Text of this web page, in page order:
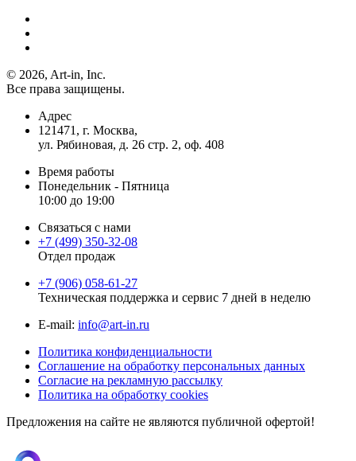
© 2026, Art-in, Inc.
Все права защищены.
Адрес
121471, г. Москва,
ул. Рябиновая, д. 26 стр. 2, оф. 408
Время работы
Понедельник - Пятница
10:00 до 19:00
Связаться с нами
+7 (499) 350-32-08
Отдел продаж
+7 (906) 058-61-27
Техническая поддержка и сервис 7 дней в неделю
Е-mail: info@art-in.ru
Политика конфиденциальности
Соглашение на обработку персональных данных
Согласие на рекламную рассылку
Политика на обработку cookies
Предложения на сайте не являются публичной офертой!